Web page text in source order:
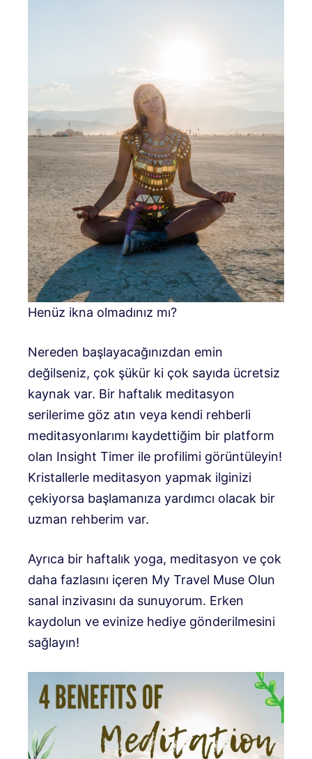
Henüz ikna olmadınız mı?
Nereden başlayacağınızdan emin
değilseniz, çok şükür ki çok sayıda ücretsiz
kaynak var. Bir haftalık meditasyon
serilerime göz atın veya kendi rehberli
meditasyonlarımı kaydettiğim bir platform
olan Insight Timer ile profilimi görüntüleyin!
Kristallerle meditasyon yapmak ilginizi
çekiyorsa başlamanıza yardımcı olacak bir
uzman rehberim var.
Ayrıca bir haftalık yoga, meditasyon ve çok
daha fazlasını içeren My Travel Muse Olun
sanal inzivasını da sunuyorum. Erken
kaydolun ve evinize hediye gönderilmesini
sağlayın!